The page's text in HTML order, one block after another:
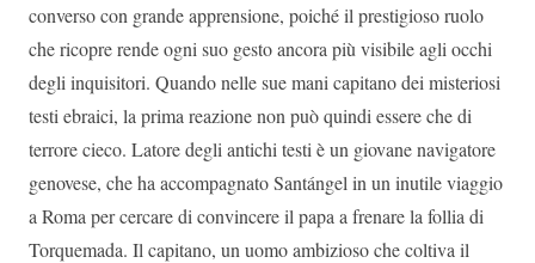
converso con grande apprensione, poiché il prestigioso ruolo
che ricopre rende ogni suo gesto ancora più visibile agli occhi
degli inquisitori. Quando nelle sue mani capitano dei misteriosi
testi ebraici, la prima reazione non può quindi essere che di
terrore cieco. Latore degli antichi testi è un giovane navigatore
genovese, che ha accompagnato Santángel in un inutile viaggio
a Roma per cercare di convincere il papa a frenare la follia di
Torquemada. Il capitano, un uomo ambizioso che coltiva il